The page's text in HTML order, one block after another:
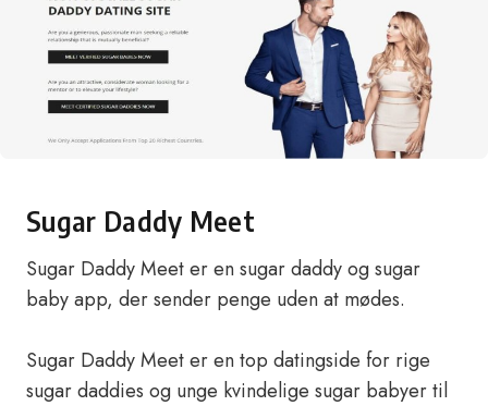
Sugar Daddy Meet
Sugar Daddy Meet er en sugar daddy og sugar
baby app, der sender penge uden at mødes.
Sugar Daddy Meet er en top datingside for rige
sugar daddies og unge kvindelige sugar babyer til